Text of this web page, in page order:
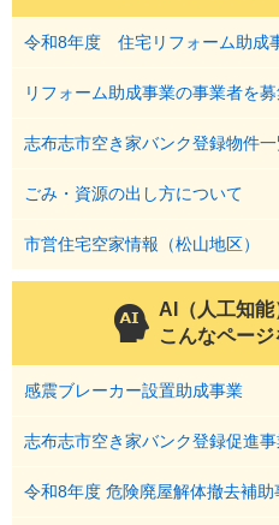
令和8年度 住宅リフォーム助成
リフォーム助成事業の事業者を
志布志市空き家バンク登録物件
ごみ・資源の出し方について
市営住宅空家情報（松山地区）
AI（人工知能
こんなペー
感震ブレーカー設置助成事業
志布志市空き家バンク登録促進
令和8年度 危険廃屋解体撤去補助